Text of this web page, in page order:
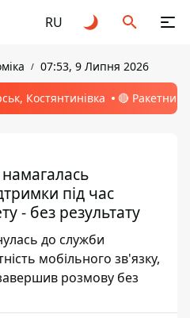
RU
07:53, 9 Липня 2026
Костянтинівка 🔴 Ракетний
під час
- без результату
до служби
мобільного зв'язку,
розмову без